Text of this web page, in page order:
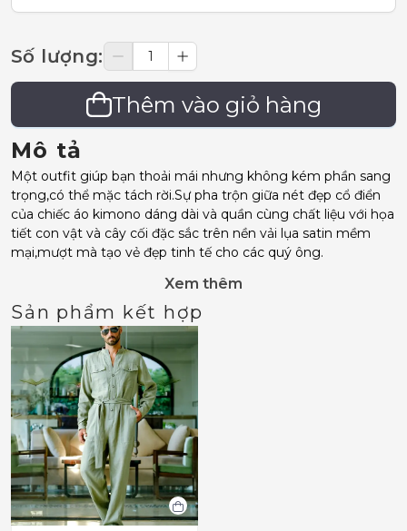
Số lượng:
Thêm vào giỏ hàng
Mô tả
Một outfit giúp bạn thoải mái nhưng không kém phần sang
trọng,có thể mặc tách rời.Sự pha trộn giữa nét đẹp cổ điển
của chiếc áo kimono dáng dài và quần cùng chất liệu với họa
tiết con vật và cây cối đặc sắc trên nền vải lụa satin mềm
mại,mượt mà tạo vẻ đẹp tinh tế cho các quý ông.
Xem thêm
Sản phẩm kết hợp